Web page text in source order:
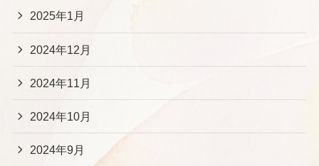
2025年1月
2024年12月
2024年11月
2024年10月
2024年9月